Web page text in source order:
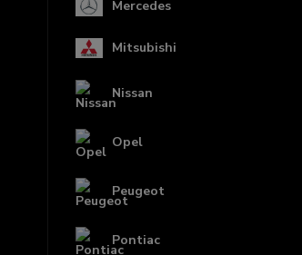
Mercedes
Mitsubishi
Nissan
Opel
Peugeot
Pontiac